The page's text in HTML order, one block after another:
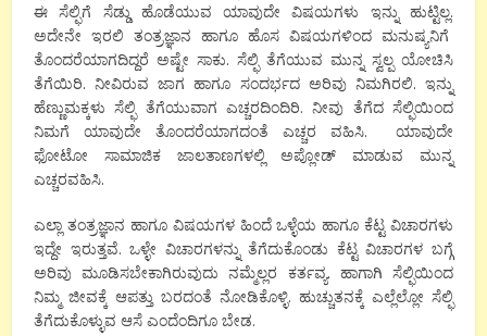
ಈ ಸೆಲ್ಫಿಗೆ ಸೆಡ್ಡು ಹೊಡೆಯುವ ಯಾವುದೇ ವಿಷಯಗಳು ಇನ್ನು ಹುಟ್ಟಿಲ್ಲ.
ಅದೇನೇ ಇರಲಿ ತಂತ್ರಜ್ಞಾನ ಹಾಗೂ ಹೊಸ ವಿಷಯಗಳಿಂದ ಮನುಷ್ಯನಿಗೆ
ತೊಂದರೆಯಾಗದಿದ್ದರೆ ಅಷ್ಟೇ ಸಾಕು. ಸೆಲ್ಫಿ‌ ತೆಗೆಯುವ ಮುನ್ನ ಸ್ವಲ್ಪ ಯೋಚಿಸಿ
ತೆಗೆಯಿರಿ. ನೀವಿರುವ ಜಾಗ ಹಾಗೂ ಸಂದರ್ಭದ ಅರಿವು ನಿಮಗಿರಲಿ. ಇನ್ನು
ಹೆಣ್ಣುಮಕ್ಕಳು ಸೆಲ್ಫಿ ತೆಗೆಯುವಾಗ ಎಚ್ಚರದಿಂದಿರಿ. ನೀವು ತೆಗೆದ ಸೆಲ್ಫಿಯಿಂದ
ನಿಮಗೆ ಯಾವುದೇ ತೊಂದರೆಯಾಗದಂತೆ ಎಚ್ಚರ
ವಹಿಸಿ. ಯಾವುದೇ
ಫೋಟೋ ಸಾಮಾಜಿಕ ಜಾಲತಾಣಗಳಲ್ಲಿ ಅಪ್ಲೋಡ್ ಮಾಡುವ ಮುನ್ನ
ಎಚ್ಚರವಹಿಸಿ.
ಎಲ್ಲಾ ತಂತ್ರಜ್ಞಾನ ಹಾಗೂ ವಿಷಯಗಳ ಹಿಂದೆ ಒಳ್ಳೆಯ ಹಾಗೂ ಕೆಟ್ಟ ವಿಚಾರಗಳು
ಇದ್ದೇ ಇರುತ್ತವೆ. ಒಳ್ಳೇ ವಿಚಾರಗಳನ್ನು ತೆಗೆದುಕೊಂಡು‌ ಕೆಟ್ಟ ವಿಚಾರಗಳ ಬಗ್ಗೆ
ಅರಿವು ಮೂಡಿಸಬೇಕಾಗಿರುವುದು ನಮ್ಮೆಲ್ಲರ ಕರ್ತವ್ಯ. ಹಾಗಾಗಿ ಸೆಲ್ಫಿಯಿಂದ
ನಿಮ್ಮ ಜೀವಕ್ಕೆ ಆಪತ್ತು ಬರದಂತೆ ನೋಡಿಕೊಳ್ಳಿ. ಹುಚ್ಚುತನಕ್ಕೆ ಎಲ್ಲೆಲ್ಲೋ ಸೆಲ್ಫಿ
ತೆಗೆದುಕೊಳ್ಳುವ ಆಸೆ ಎಂದೆಂದಿಗೂ ಬೇಡ.